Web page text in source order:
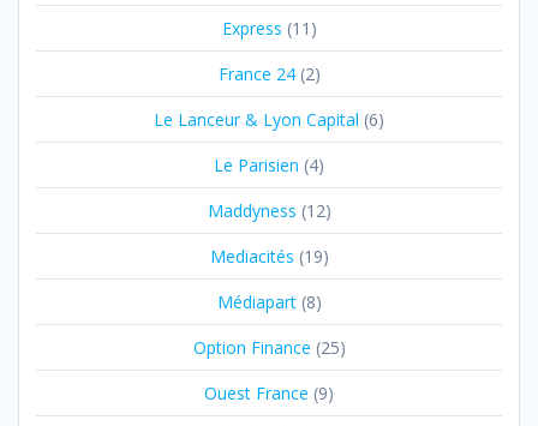
Express (11)
France 24(2)
Le Lanceur & Lyon Capital (6)
Le Parisien (4)
Maddyness (12)
Mediacités (19)
Médiapart(8)
Option Finance (25)
Ouest France (9)